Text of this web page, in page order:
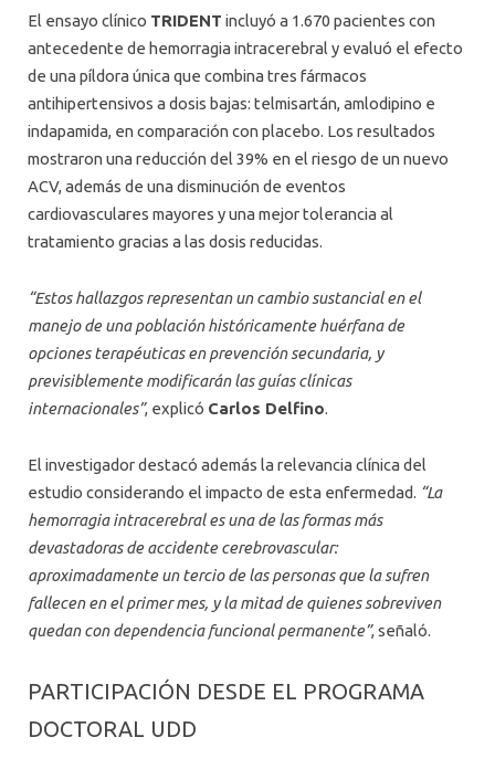
El ensayo clínico TRIDENT incluyó a 1.670 pacientes con
antecedente de hemorragia intracerebral y evaluó el efecto
de una píldora única que combina tres fármacos
antihipertensivos a dosis bajas: telmisartán, amlodipino e
indapamida, en comparación con placebo. Los resultados
mostraron una reducción del 39% en el riesgo de un nuevo
ACV, además de una disminución de eventos
cardiovasculares mayores y una mejor tolerancia al
tratamiento gracias a las dosis reducidas.
“Estos hallazgos representan un cambio sustancial en el
manejo de una población históricamente huérfana de
opciones terapéuticas en prevención secundaria, y
previsiblemente modificarán las guías clínicas
internacionales”, explicó Carlos Delfino.
El investigador destacó además la relevancia clínica del
estudio considerando el impacto de esta enfermedad. “La
hemorragia intracerebral es una de las formas más
devastadoras de accidente cerebrovascular:
aproximadamente un tercio de las personas que la sufren
fallecen en el primer mes, y la mitad de quienes sobreviven
quedan con dependencia funcional permanente”, señaló.
PARTICIPACIÓN DESDE EL PROGRAMA
DOCTORAL UDD